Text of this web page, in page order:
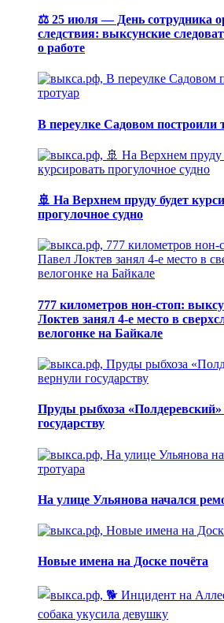
⚖️ 25 июля — День сотрудника
следствия: выксунские
о работе
В переулке Садовом построили
🚢 На Верхнем пруду будет
прогулочное судно
777 километров нон-стоп:
Локтев занял 4-е место в
велогонке на Байкале
Пруды рыбхоза
государству
На улице Ульянова начался
Новые имена на Доске почёта